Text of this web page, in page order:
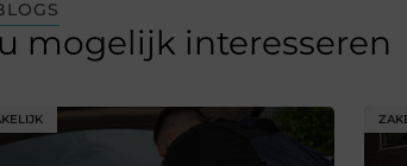
mogelijk interesseren